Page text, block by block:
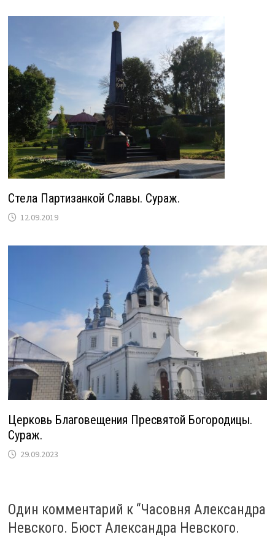
Стела Партизанкой Славы. Сураж.
12.09.2019
Церковь Благовещения Пресвятой Богородицы.
Сураж.
29.09.2023
Один комментарий к “Часовня Александра
Невского. Бюст Александра Невского.